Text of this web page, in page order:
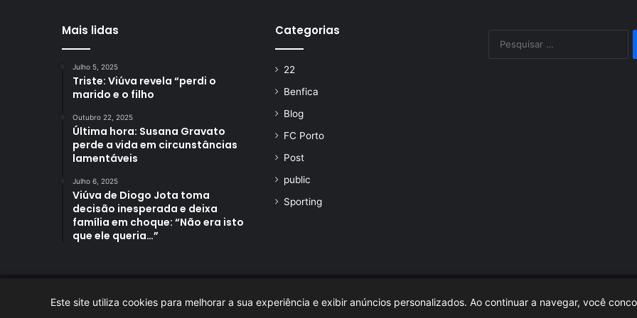
Este site utiliza cookies para melhorar a sua experiência e exibir anúncios personalizados. Ao continuar a navegar, você
Mais lidas
Julho 5, 2025
Triste: Viúva revela “perdi o
marido e o filho
Outubro 22, 2025
Última hora: Susana Gravato
perde a vida em circunstâncias
lamentáveis
Julho 6, 2025
Viúva de Diogo Jota toma
decisão inesperada e deixa
família em choque: “Não era isto
que ele queria…”
Categorias
22
Benfica
Blog
FC Porto
Post
public
Sporting
© Copyright 2026, Todos os Direitos Reservados